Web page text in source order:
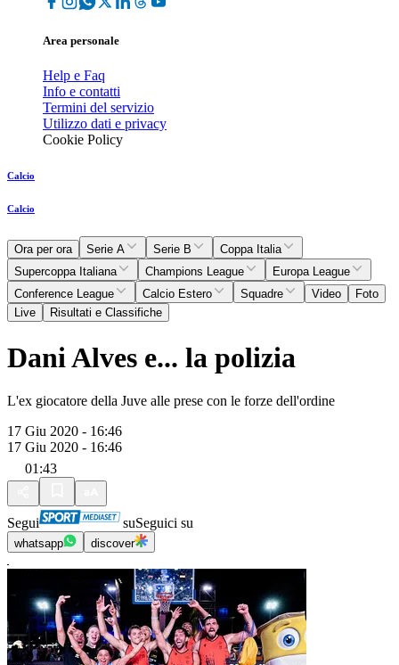
Area personale
Help e Faq
Info e contatti
Termini del servizio
Utilizzo dati e privacy
Cookie Policy
Calcio
Calcio
Ora per ora Serie A Serie B
Coppa Italia
Supercoppa Italiana
Champions League
Europa League
Conference League
Calcio Estero Squadre Video
Foto
Live
Risultati e Classifiche
Dani Alves e... la polizia
L'ex giocatore della Juve alle prese con le forze dell'ordine
17 Giu 2020 - 16:46
17 Giu 2020 - 16:46
01:43
Segui suSeguici su
whatsapp discover